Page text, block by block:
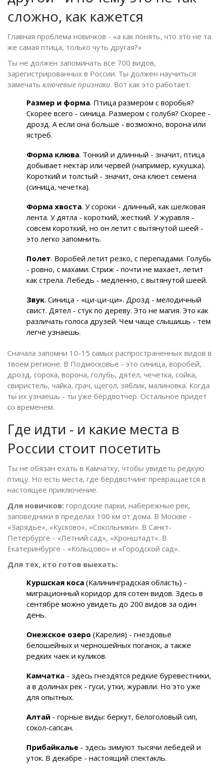
сложно, как кажется
Главная проблема новичков - «а как понять, что это не та
же самая птица, только чуть другая?»
Ты не должен запоминать все 700 видов,
зарегистрированных в России. Ты должен научиться
замечать ключевые признаки. Вот как это работает:
Размер и форма. Птица размером с воробья?
Скорее всего - синица. Размером с голубя? Скорее -
дрозд. А если она больше - возможно, ворона или
ястреб.
Форма клюва. Тонкий и длинный - значит, птица
добывает нектар или червей (например, кукушка).
Короткий и толстый - значит, она клюет семена
(синица, чечетка).
Форма хвоста. У сороки - длинный, как шелковая
лента. У дятла - короткий, жесткий. У журавля -
совсем короткий, но он летит с вытянутой шеей -
это легко запомнить.
Полет. Воробей летит резко, с перепадами. Голубь
- ровно, с махами. Стриж - почти не махает, летит
как стрела. Лебедь - медленно, с вытянутой шеей.
Звук. Синица - «ци-ци-ци». Дрозд - мелодичный
свист. Дятел - стук по дереву. Это не магия. Это как
различать голоса друзей. Чем чаще слышишь - тем
легче узнаешь.
Сначала запомни 10-15 самых распространенных видов в
твоем регионе. В Подмосковье - это синица, воробей,
дрозд, сорока, ворона, голубь, дятел, чечетка, сойка,
свиристель, чайка, грач, щегол, зяблик, малиновка. Когда
ты их узнаешь - ты уже бёрдвотчер. Остальное придет
со временем.
Где идти - и какие места в
России стоит посетить
Ты не обязан ехать в Камчатку, чтобы увидеть редкую
птицу. Но есть места, где бёрдвотчинг превращается в
настоящее приключение.
Для новичков: городские парки, набережные рек,
заповедники в пределах 100 км от дома. В Москве -
«Зарядье», «Кусково», «Сокольники». В Санкт-
Петербурге - «Летний сад», «Кронштадт». В
Екатеринбурге - «Кольцово» и «Городской сад».
Для тех, кто готов выехать:
Куршская коса (Калининградская область) -
миграционный коридор для сотен видов. Здесь в
сентябре можно увидеть до 200 видов за один
день.
Онежское озеро (Карелия) - гнездовье
белошейных и черношейных поганок, а также
редких чаек и куликов.
Камчатка - здесь гнездятся редкие буревестники,
а в долинах рек - гуси, утки, журавли. Но это уже
для опытных.
Алтай - горные виды: беркут, белоголовый сип,
сокол-сапсан.
Прибайкалье - здесь зимуют тысячи лебедей и
уток. В декабре - настоящий спектакль.